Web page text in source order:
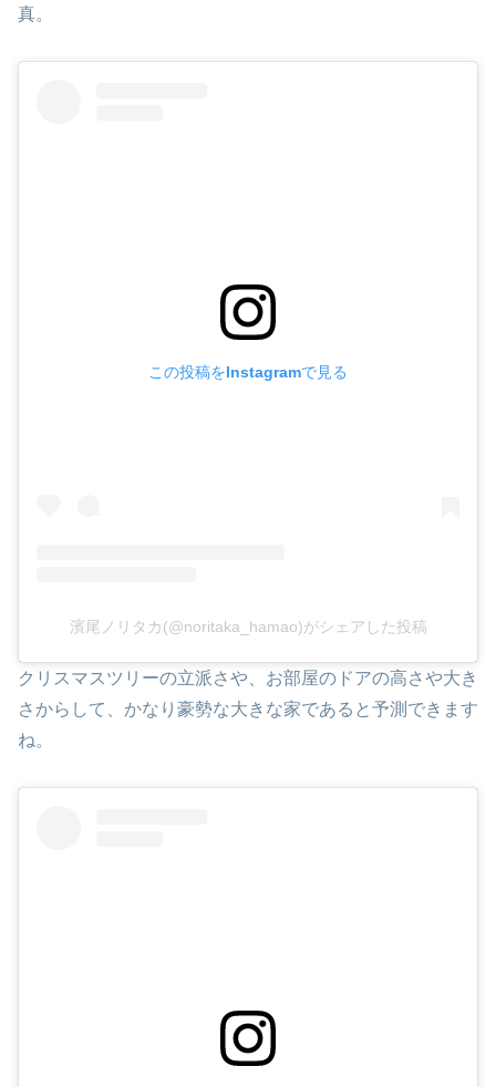
真。
この投稿をInstagramで見る
濱尾ノリタカ(@noritaka_hamao)がシェアした投稿
クリスマスツリーの立派さや、お部屋のドアの高さや大き
さからして、かなり豪勢な大きな家であると予測できます
ね。